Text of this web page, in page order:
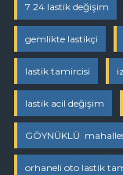
7 24 lastik değişim
gemlikte lastikçi
lastik tamircisi
lastik acil değişim
GÖYNÜKLÜ
orhaneli oto lastik